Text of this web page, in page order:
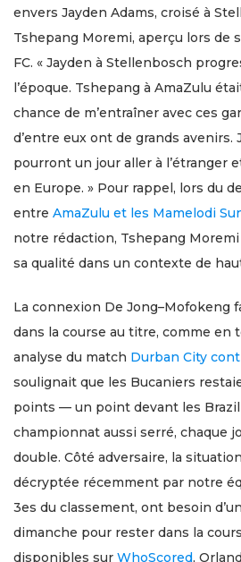
envers Jayden Adams, croisé à
Tshepang Moremi, aperçu lors de
FC. « Jayden à Stellenbosch
l’époque. Tshepang à AmaZulu
chance de m’entraîner avec ces
d’entre eux ont de grands avenirs.
pourront un jour aller à l’étranger
en Europe. » Pour rappel, lors du
entre AmaZulu et les Mamelodi
notre rédaction, Tshepang
sa qualité dans un contexte de
La connexion De Jong–Mofokeng
dans la course au titre, comme en
analyse du match Durban City
soulignait que les Bucaniers
points — un point devant les
championnat aussi serré, chaque
double. Côté adversaire, la
décryptée récemment par notre
3es du classement, ont besoin
dimanche pour rester dans la
disponibles sur WhoScored,